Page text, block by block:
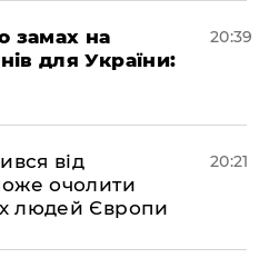
замах на
для України:
20:39
від
очолити
людей Європи
20:21